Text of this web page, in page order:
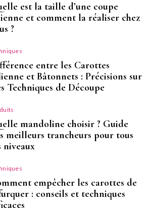
est la taille d’une coupe
et comment la réaliser chez
?
entre les Carottes
et Bâtonnets : Précisions sur
Techniques de Découpe
mandoline choisir ? Guide
meilleurs trancheurs pour tous
niveaux
empêcher les carottes de
: conseils et techniques